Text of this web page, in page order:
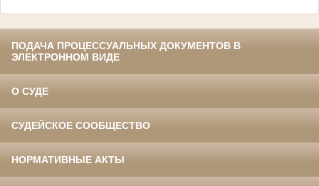
ПОДАЧА ПРОЦЕССУАЛЬНЫХ ДОКУМЕНТОВ В
ЭЛЕКТРОННОМ ВИДЕ
О СУДЕ
СУДЕЙСКОЕ СООБЩЕСТВО
НОРМАТИВНЫЕ АКТЫ